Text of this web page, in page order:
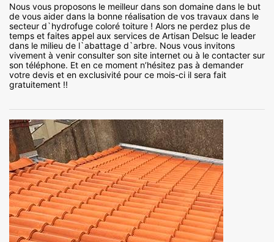
Nous vous proposons le meilleur dans son domaine dans le but
de vous aider dans la bonne réalisation de vos travaux dans le
secteur d`hydrofuge coloré toiture ! Alors ne perdez plus de
temps et faites appel aux services de Artisan Delsuc le leader
dans le milieu de l`abattage d`arbre. Nous vous invitons
vivement à venir consulter son site internet ou à le contacter sur
son téléphone. Et en ce moment n’hésitez pas à demander
votre devis et en exclusivité pour ce mois-ci il sera fait
gratuitement !!